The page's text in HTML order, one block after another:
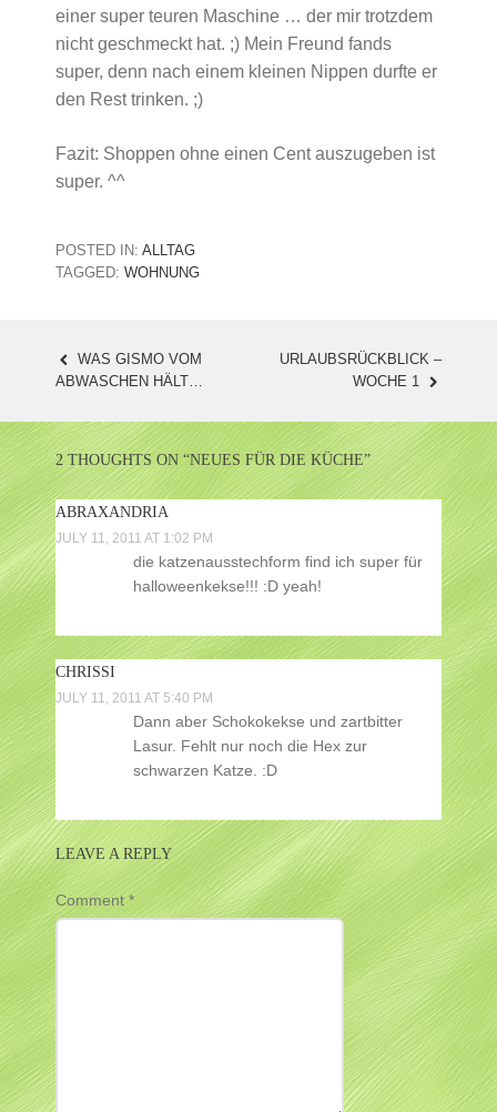
einer super teuren Maschine … der mir trotzdem
nicht geschmeckt hat. ;) Mein Freund fands
super, denn nach einem kleinen Nippen durfte er
den Rest trinken. ;)
Fazit: Shoppen ohne einen Cent auszugeben ist
super. ^^
POSTED IN: ALLTAG
TAGGED: WOHNUNG
POST
NAVIGATION
WAS GISMO VOM
ABWASCHEN HÄLT…
URLAUBSRÜCKBLICK –
WOCHE 1
2 THOUGHTS ON “NEUES FÜR DIE KÜCHE”
ABRAXANDRIA
JULY 11, 2011 AT 1:02 PM
die katzenausstechform find ich super für
halloweenkekse!!! :D yeah!
CHRISSI
JULY 11, 2011 AT 5:40 PM
Dann aber Schokokekse und zartbitter
Lasur. Fehlt nur noch die Hex zur
schwarzen Katze. :D
LEAVE A REPLY
Comment*